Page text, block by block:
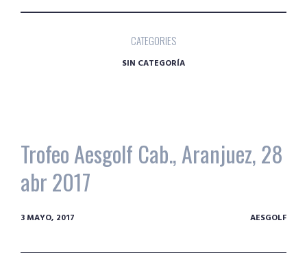
CATEGORIES
SIN CATEGORÍA
Trofeo Aesgolf Cab., Aranjuez, 28
abr 2017
3 MAYO, 2017 AESGOLF